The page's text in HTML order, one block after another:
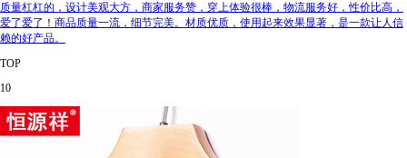
质量杠杠的，设计美观大方，商家服务赞，穿上体验很棒，物流服务好，性价比高，
爱了爱了！商品质量一流，细节完美。材质优质，使用起来效果显著，是一款让人信
赖的好产品。
TOP
10